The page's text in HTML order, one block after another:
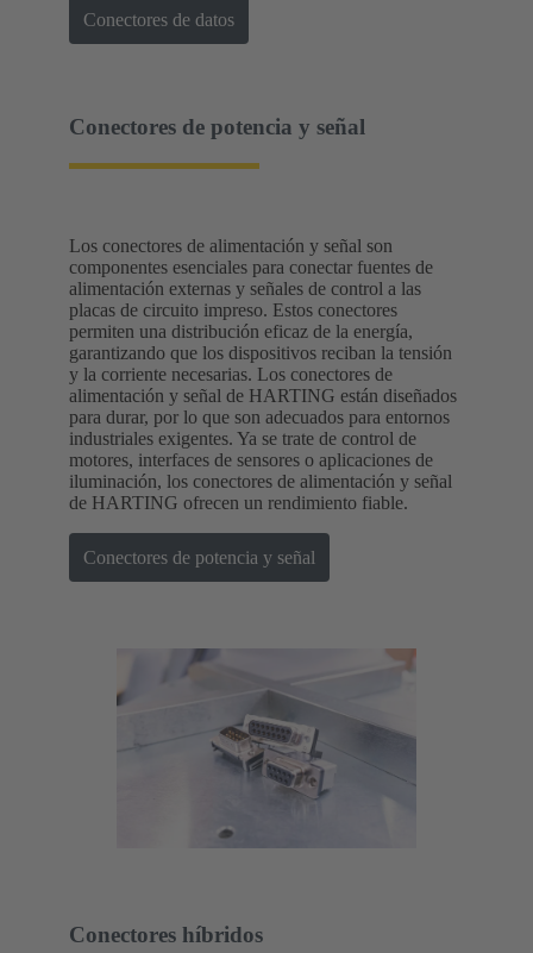
Conectores de datos
Conectores de potencia y señal
Los conectores de alimentación y señal son
componentes esenciales para conectar fuentes de
alimentación externas y señales de control a las
placas de circuito impreso. Estos conectores
permiten una distribución eficaz de la energía,
garantizando que los dispositivos reciban la tensión
y la corriente necesarias. Los conectores de
alimentación y señal de HARTING están diseñados
para durar, por lo que son adecuados para entornos
industriales exigentes. Ya se trate de control de
motores, interfaces de sensores o aplicaciones de
iluminación, los conectores de alimentación y señal
de HARTING ofrecen un rendimiento fiable.
Conectores de potencia y señal
Conectores híbridos